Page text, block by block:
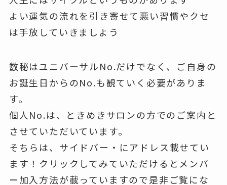
よい運気の流れを引き寄せて悪い習慣やクセ
は手放していきましよう
数秘はユニバーサルNo.だけでなく、ご自身の
お誕生日からのNo.も観ていく必要がありま
す。
個人No.は、ときめきサロンの方でのご案内と
させていただいています。
そちらは、サイドバー・にアドレス載せてい
ます！クリックしてみていただけるとメンバ
ー加入方法が載っていますので是非ご覧にな